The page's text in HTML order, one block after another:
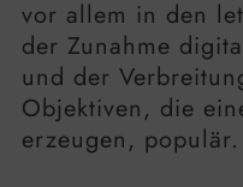
vor allem in den
der Zunahme
und der
Objektiven, die
erzeugen, populär.